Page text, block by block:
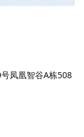
凤凰智谷A栋508